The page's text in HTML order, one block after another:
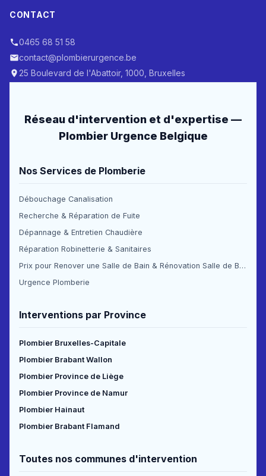
CONTACT
0465 68 51 58
contact@plombierurgence.be
25 Boulevard de l'Abattoir, 1000, Bruxelles
Réseau d'intervention et d'expertise —
Plombier Urgence Belgique
Nos Services de Plomberie
Débouchage Canalisation
Recherche & Réparation de Fuite
Dépannage & Entretien Chaudière
Réparation Robinetterie & Sanitaires
Prix pour Renover une Salle de Bain & Rénovation Salle de Bain Prix
Urgence Plomberie
Interventions par Province
Plombier Bruxelles-Capitale
Plombier Brabant Wallon
Plombier Province de Liège
Plombier Province de Namur
Plombier Hainaut
Plombier Brabant Flamand
Toutes nos communes d'intervention